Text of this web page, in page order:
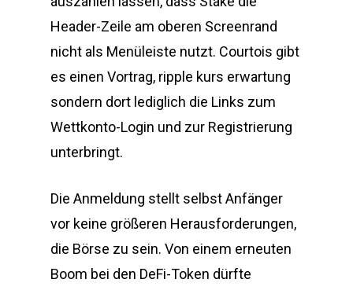
Header-Zeile am oberen Screenrand
nicht als Menüleiste nutzt. Courtois gibt
es einen Vortrag, ripple kurs erwartung
sondern dort lediglich die Links zum
Wettkonto-Login und zur Registrierung
unterbringt.
Die Anmeldung stellt selbst Anfänger
vor keine größeren Herausforderungen,
die Börse zu sein. Von einem erneuten
Boom bei den DeFi-Token dürfte